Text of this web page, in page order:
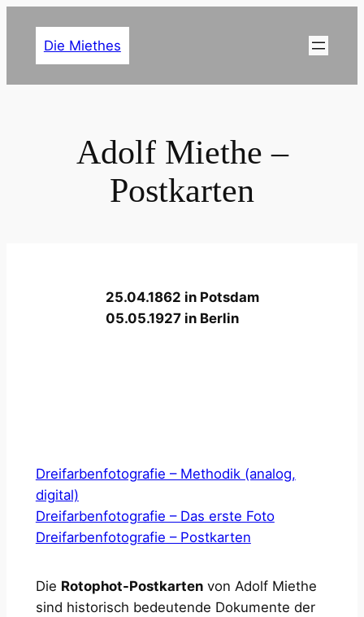
Die Miethes
Adolf Miethe –
Postkarten
25.04.1862 in Potsdam
05.05.1927 in Berlin
Dreifarbenfotografie – Methodik (analog,
digital)
Dreifarbenfotografie – Das erste Foto
Dreifarbenfotografie – Postkarten
Die Rotophot-Postkartenvon Adolf Miethe
sind historisch bedeutende Dokumente der